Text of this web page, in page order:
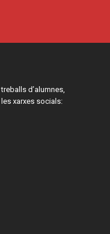
d’alumnes,
xarxes socials: